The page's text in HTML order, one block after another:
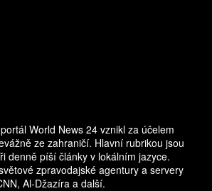
World News 24 vznikl za účelem
ze zahraničí. Hlavní rubrikou jsou
denně píší články v lokálním jazyce.
zpravodajské agentury a servery
Al-Džazíra a další.